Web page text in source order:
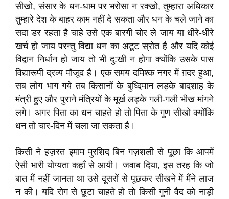
सीखो, संसार के धन-धाम पर भरोसा न रक्खो, तुम्हारा अधिकार
तुम्हारे देश के बाहर काम नहीं दे सकता और धन के चले जाने का
सदा डर रहता है चाहे उसे एक बारगी चोर ले जाय या धीरे-धीरे
खर्च हो जाय परन्तु विद्या धन का अटूट स्रोत है और यदि कोई
विद्वान निर्धान हो जाय तो भी दु:खी न होगा क्योंकि उसके पास
विद्यारूपी द्रव्य मौजूद है। एक समय दमिश्‍क नगर में ग़दर हुआ,
सब लोग भाग गये तब किसानों के बुध्दिमान लड़के बादशाह के
मंत्री हुए और पुराने मंत्रियों के मूर्ख लड़के गली-गली भीख मांगने
लगे। अगर पिता का धन चाहते हो तो पिता के गुण सीखो क्योंकि
धन तो चार-दिन में चला जा सकता है।
किसी ने हज़रत इमाम मुरशिद बिन गज़शली से पूछा कि आपमें
ऐसी भारी योग्यता कहाँ से आयी। जवाब दिया, इस तरह कि जो
बात मैं नहीं जानता था उसे दूसरों से पूछकर सीखने में मैंने लाज
न की। यदि रोग से छूटा चाहते हो तो किसी गुनी वैद को नाड़ी